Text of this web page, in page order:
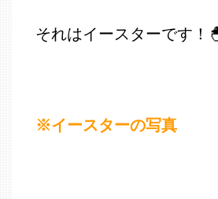
それはイースターです！
※イースターの写真